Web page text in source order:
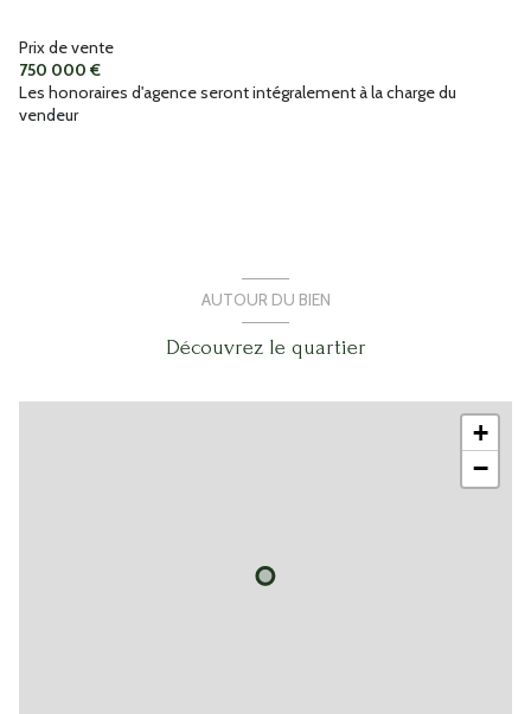
Prix de vente
750 000 €
Les honoraires d'agence seront intégralement à la charge du
vendeur
AUTOUR DU BIEN
Découvrez le quartier
+
−